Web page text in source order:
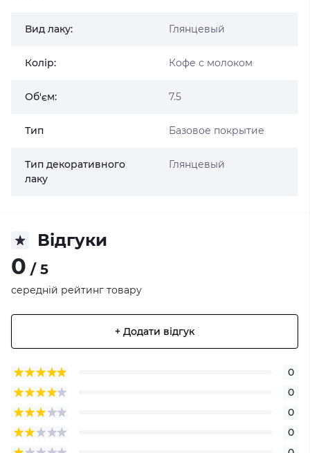
Вид лаку: Глянцевый
Колір: Кофе с молоком
Об'єм: 7.5
Тип Базовое покрытие
Тип декоративного
лаку
Глянцевый
Відгуки
0 / 5
середній рейтинг товару
+ Додати відгук
0
0
0
0